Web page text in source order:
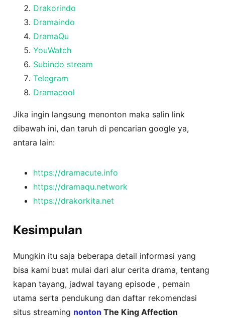
Drakorindo
Dramaindo
DramaQu
YouWatch
Subindo stream
Telegram
Dramacool
Jika ingin langsung menonton maka salin link
dibawah ini, dan taruh di pencarian google ya,
antara lain:
https://dramacute.info
https://dramaqu.network
https://drakorkita.net
Kesimpulan
Mungkin itu saja beberapa detail informasi yang
bisa kami buat mulai dari alur cerita drama, tentang
kapan tayang, jadwal tayang episode , pemain
utama serta pendukung dan daftar rekomendasi
situs streaming nonton The King Affection